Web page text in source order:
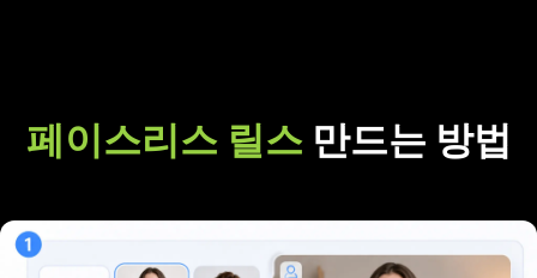
페이스리스 릴스만드는 방법